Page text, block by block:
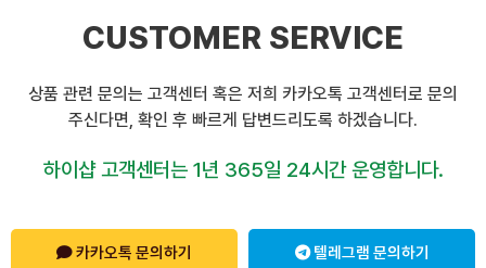
CUSTOMER SERVICE
상품 관련 문의는 고객센터 혹은 저희 카카오톡 고객센터로 문의
주신다면, 확인 후 빠르게 답변드리도록 하겠습니다.
하이샵 고객센터는 1년 365일 24시간 운영합니다.
카카오톡 문의하기 텔레그램 문의하기